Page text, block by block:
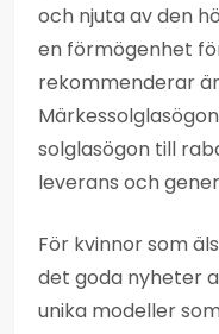
och njuta av den
en förmögenhet
rekommenderar är
solglasögon till
leverans och
För kvinnor som
det goda nyheter
unika modeller